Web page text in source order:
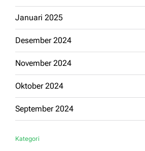
Januari 2025
Desember 2024
November 2024
Oktober 2024
September 2024
Kategori